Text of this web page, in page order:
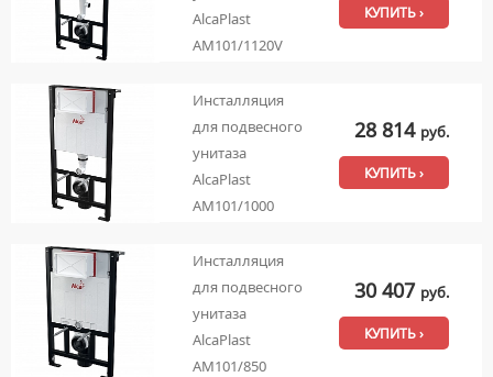
AlcaPlast
AM101/1120V
КУПИТЬ ›
Инсталляция
для подвесного
унитаза
AlcaPlast
AM101/1000
28 814 руб.
КУПИТЬ ›
Инсталляция
для подвесного
унитаза
AlcaPlast
AM101/850
30 407 руб.
КУПИТЬ ›